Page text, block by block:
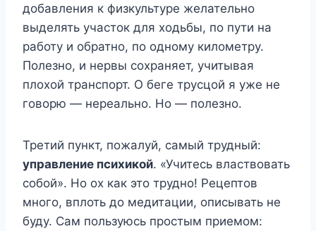
добавления к физкультуре желательно
выделять участок для ходьбы, по пути на
работу и обратно, по одному километру.
Полезно, и нервы сохраняет, учитывая
плохой транспорт. О беге трусцой я уже не
говорю — нереально. Но — полезно.
Третий пункт, пожалуй, самый трудный:
управление психикой. «Учитесь властвовать
собой». Но ох как это трудно! Рецептов
много, вплоть до медитации, описывать не
буду. Сам пользуюсь простым приемом: